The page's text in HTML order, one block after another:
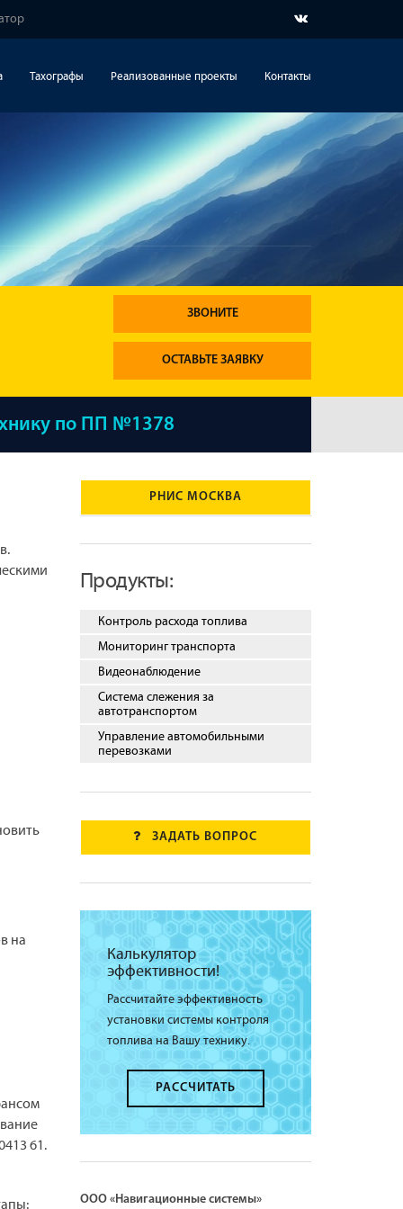
Тахографы Реализованные проекты Контакты
ЗВОНИТЕ
ОСТАВЬТЕ ЗАЯВКУ
по ПП №1378
на
61.
РНИС МОСКВА
Продукты:
Контроль расхода топлива
Мониторинг транспорта
Видеонаблюдение
Система слежения за
автотранспортом
Управление автомобильными
перевозками
ЗАДАТЬ ВОПРОС
Калькулятор
эффективности!
Рассчитайте эффективность
установки системы контроля
топлива на Вашу технику.
РАССЧИТАТЬ
ООО «Навигационные системы»